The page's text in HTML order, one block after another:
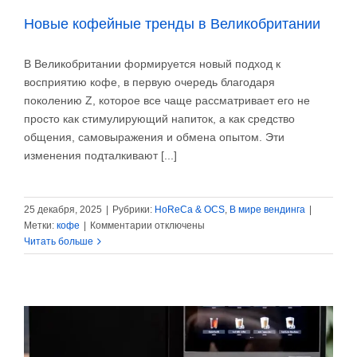
Новые кофейные тренды в Великобритании
В Великобритании формируется новый подход к
восприятию кофе, в первую очередь благодаря
поколению Z, которое все чаще рассматривает его не
просто как стимулирующий напиток, а как средство
общения, самовыражения и обмена опытом. Эти
изменения подталкивают [...]
25 декабря, 2025 Рубрики: HoReCa & OCS, В мире вендинга
Метки: кофе Комментарии к
Новые
в
Великобритании
отключены
Читать больше